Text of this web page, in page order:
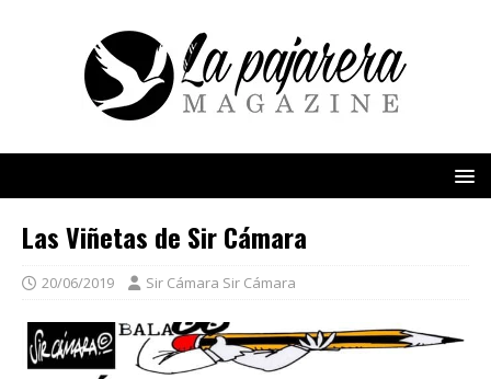
Las Viñetas de Sir Cámara
20/06/2019 Sir Cámara Sir Cámara